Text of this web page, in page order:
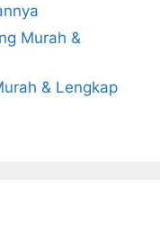
Murah &
& Lengkap